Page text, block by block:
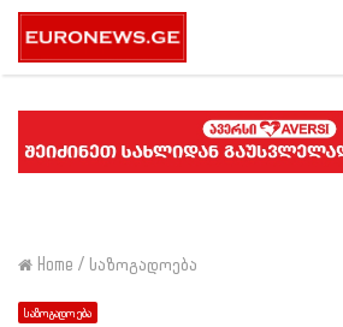
Home / საზოგადოება
საზოგადოება